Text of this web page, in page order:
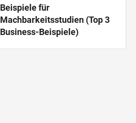
Beispiele für
Machbarkeitsstudien (Top 3
Business-Beispiele)